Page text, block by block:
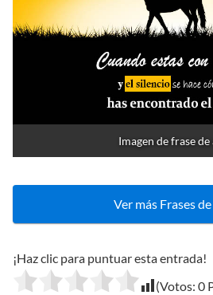
Imagen de frase
Ver más Frases
¡Haz clic para puntuar esta entrada!
(Votos: 0